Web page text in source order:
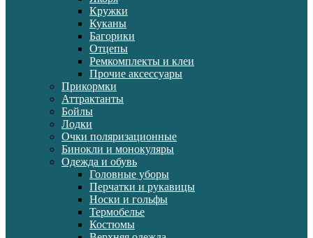
Кружки
Куканы
Багорики
Отцепы
Ремкомплекты и клеи
Прочие аксессуары
Прикормки
Аттрактанты
Бойлы
Лодки
Очки поляризационные
Бинокли и монокуляры
Одежда и обувь
Головные уборы
Перчатки и рукавицы
Носки и гольфы
Термобелье
Костюмы